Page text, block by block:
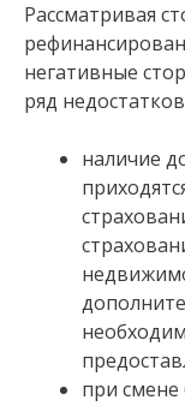
Рассматривая
негативные
ряд
наличие
при смене